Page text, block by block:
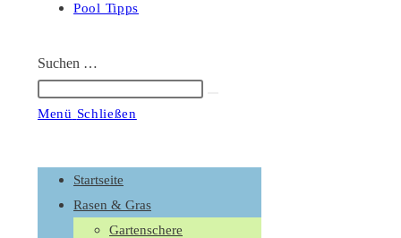
Pool Tipps
Suchen …
Menü Schließen
ButtonStartseite
Rasen & Gras
Gartenschere